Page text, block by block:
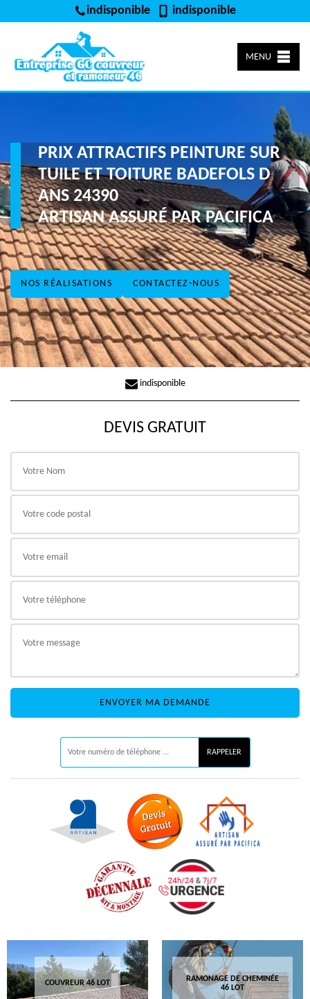
indisponible indisponible
MENU
NOS RÉALISATIONS CONTACTEZ-NOUS
PRIX ATTRACTIFS PEINTURE SUR
TUILE ET TOITURE BADEFOLS D
ANS 24390
ARTISAN ASSURÉ PAR PACIFICA
indisponible
DEVIS GRATUIT
COUVREUR 46 LOT
RAMONAGE DE CHEMINÉE
46 LOT